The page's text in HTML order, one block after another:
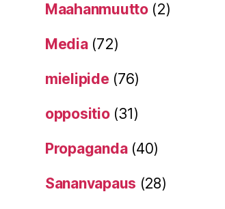
Maahanmuutto(2)
Media(72)
mielipide (76)
oppositio(31)
Propaganda(40)
Sananvapaus (28)